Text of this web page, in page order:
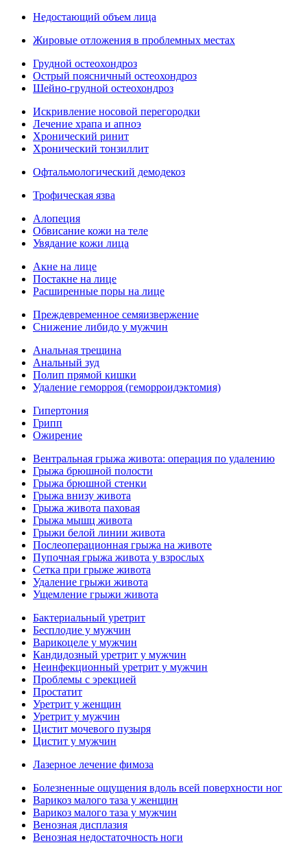
Недостающий объем лица
Жировые отложения в проблемных местах
Грудной остеохондроз
Острый поясничный остеохондроз
Шейно-грудной остеохондроз
Искривление носовой перегородки
Лечение храпа и апноэ
Хронический ринит
Хронический тонзиллит
Офтальмологический демодекоз
Трофическая язва
Алопеция
Обвисание кожи на теле
Увядание кожи лица
Акне на лице
Постакне на лице
Расширенные поры на лице
Преждевременное семяизвержение
Снижение либидо у мужчин
Анальная трещина
Анальный зуд
Полип прямой кишки
Удаление геморроя (геморроидэктомия)
Гипертония
Грипп
Ожирение
Вентральная грыжа живота: операция по удалению
Грыжа брюшной полости
Грыжа брюшной стенки
Грыжа внизу живота
Грыжа живота паховая
Грыжа мышц живота
Грыжи белой линии живота
Послеоперационная грыжа на животе
Пупочная грыжа живота у взрослых
Сетка при грыже живота
Удаление грыжи живота
Ущемление грыжи живота
Бактериальный уретрит
Бесплодие у мужчин
Варикоцеле у мужчин
Кандидозный уретрит у мужчин
Неинфекционный уретрит у мужчин
Проблемы с эрекцией
Простатит
Уретрит у женщин
Уретрит у мужчин
Цистит мочевого пузыря
Цистит у мужчин
Лазерное лечение фимоза
Болезненные ощущения вдоль всей поверхности ног
Варикоз малого таза у женщин
Варикоз малого таза у мужчин
Венозная дисплазия
Венозная недостаточность ноги